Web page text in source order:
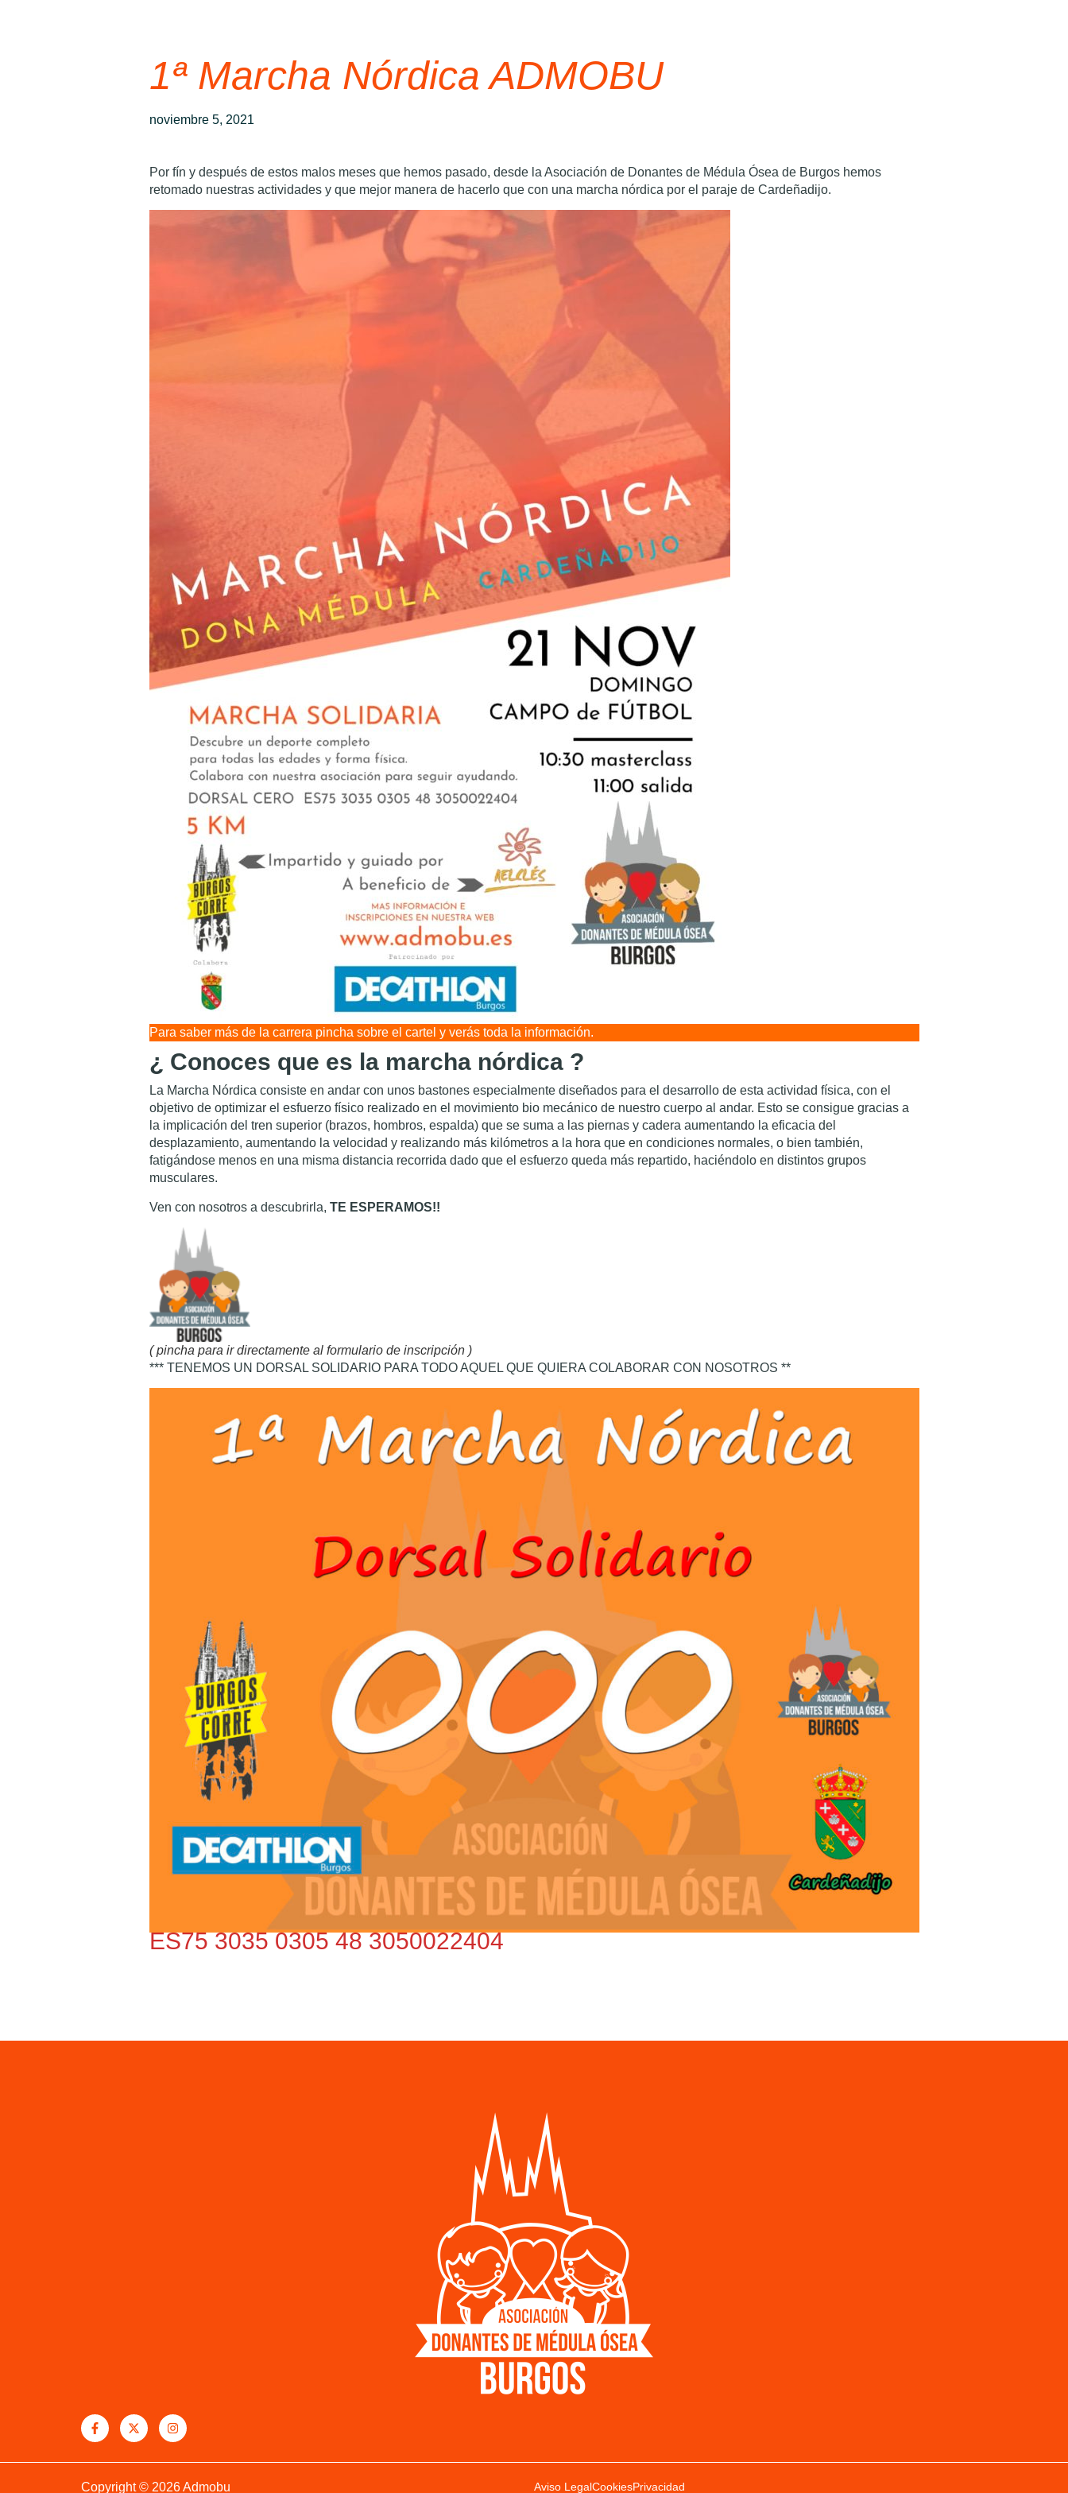
1ª Marcha Nórdica ADMOBU
noviembre 5, 2021
Por fín y después de estos malos meses que hemos pasado, desde la Asociación de Donantes de Médula Ósea de Burgos hemos
retomado nuestras actividades y que mejor manera de hacerlo que con una marcha nórdica por el paraje de Cardeñadijo.
Para saber más de la carrera pincha sobre el cartel y verás toda la información.
¿ Conoces que es la marcha nórdica ?
La Marcha Nórdica consiste en andar con unos bastones especialmente diseñados para el desarrollo de esta actividad física, con el
objetivo de optimizar el esfuerzo físico realizado en el movimiento bio mecánico de nuestro cuerpo al andar. Esto se consigue gracias a
la implicación del tren superior (brazos, hombros, espalda) que se suma a las piernas y cadera aumentando la eficacia del
desplazamiento, aumentando la velocidad y realizando más kilómetros a la hora que en condiciones normales, o bien también,
fatigándose menos en una misma distancia recorrida dado que el esfuerzo queda más repartido, haciéndolo en distintos grupos
musculares.
Ven con nosotros a descubrirla, TE ESPERAMOS!!
( pincha para ir directamente al formulario de inscripción )
*** TENEMOS UN DORSAL SOLIDARIO PARA TODO AQUEL QUE QUIERA COLABORAR CON NOSOTROS **
ES75 3035 0305 48 3050022404
Copyright © 2026 Admobu Aviso LegalCookiesPrivacidad